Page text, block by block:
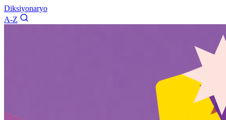
Diksiyonaryo
A-Z